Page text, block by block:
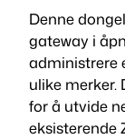
Denne
gateway i
administrere
ulike merker.
for å utvide
eksisterende